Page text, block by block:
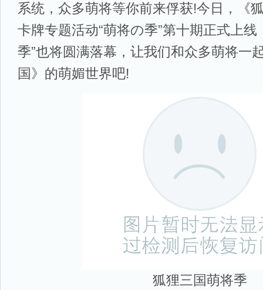
系统，众多萌将等你前来俘获!今日，《
卡牌专题活动“萌将の季”第十期正式上线
季”也将圆满落幕，让我们和众多萌将一
国》的萌媚世界吧!
狐狸三国萌将季